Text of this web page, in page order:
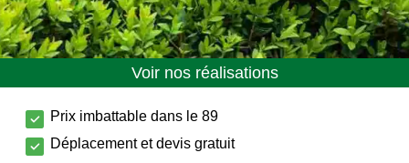
Voir nos réalisations
Prix imbattable dans le 89
Déplacement et devis gratuit